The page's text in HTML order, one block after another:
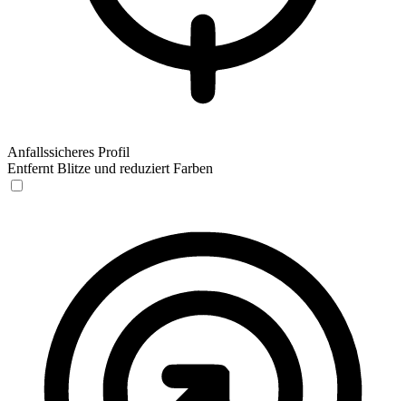
Anfallssicheres Profil
Entfernt Blitze und reduziert Farben